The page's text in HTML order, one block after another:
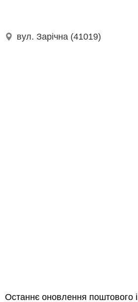
вул. Зарічна (41019)
Останнє оновлення поштового